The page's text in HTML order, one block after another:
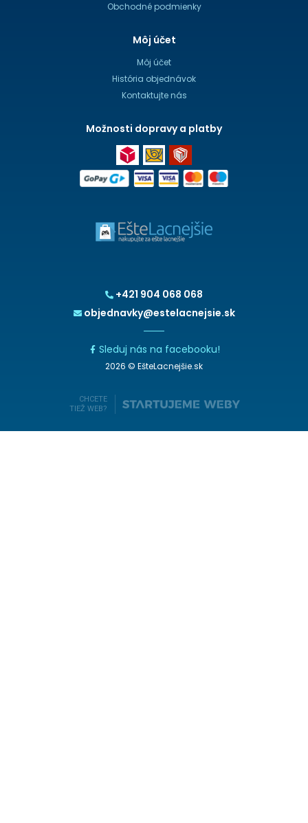
+421 904 068 068
objednavky@estelacnejsie.sk
Sleduj nás na facebooku!
2026 © EšteLacnejšie.sk
Obchodné podmienky
Môj účet
Môj účet
História objednávok
Kontaktujte nás
Možnosti dopravy a platby
CHCETE
TIEŽ WEB?